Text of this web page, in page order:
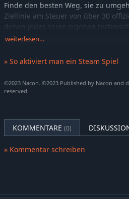
Finde den besten Weg, sie zu
Ziellinie am Steuer von über 30
denen jedes seine eigenen
größten Hersteller sind vertreten:
Alpinestars, Arai, Sparco, Stilo,
an das Gelände anzupassen und die
Oberfläche, Art des Rennens usw.)
fahren kannst.
Um noch wettbewerbsfähiger zu
weiterlesen…
» So aktiviert man ein Steam Spiel
©2023 Nacon. ©2023 Published by Nacon and
reserved.
KOMMENTARE (0)
» Kommentar schreiben